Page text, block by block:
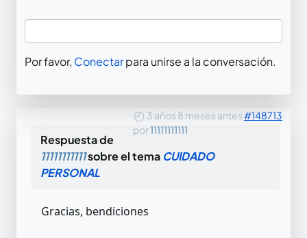
Por favor, Conectarpara unirse a la conversación.
3 años 8 meses antes#148713
por11111111111
Respuesta de
11111111111sobre el tema CUIDADO
PERSONAL
Gracias, bendiciones